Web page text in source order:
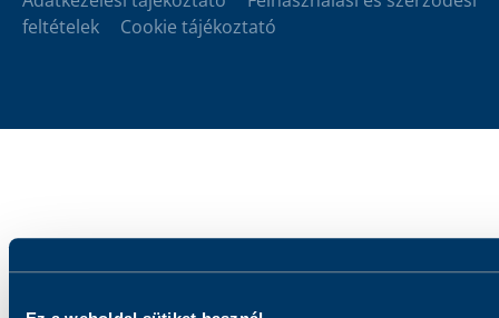
feltételek
Cookie tájékoztató